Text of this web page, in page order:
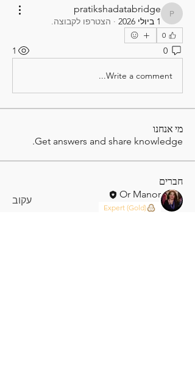
pratikshadatabridge
pratikshadatabridge
1 ביולי 2026 · הצטרפו לקבוצה.
0
0
1
Write a comment...
מי אנחנו
Get answers and share knowledge.
חברים
Or Manor
Expert (Gold)
עקוב